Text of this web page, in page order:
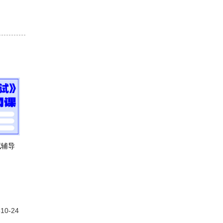
导
24